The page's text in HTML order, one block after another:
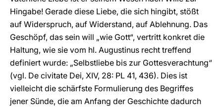
Hingabe! Gerade diese Liebe, die sich hingibt, stößt
auf Widerspruch, auf Widerstand, auf Ablehnung. Das
Geschöpf, das sein will „wie Gott“, vertritt konkret die
Haltung, wie sie vom hl. Augustinus recht treffend
definiert wurde: „Selbstliebe bis zur Gottesverachtung“
(vgl. De civitate Dei, XIV, 28: PL 41, 436). Dies ist
vielleicht die schärfste Formulierung des Begriffes
jener Sünde, die am Anfang der Geschichte dadurch